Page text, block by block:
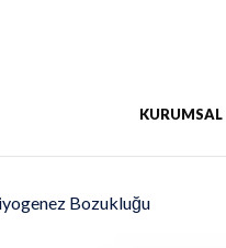
KURUMSAL
Bozukluğu